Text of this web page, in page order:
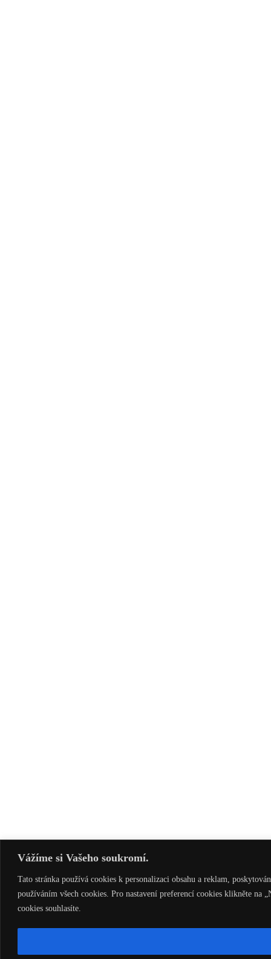
Vážíme si Vašeho soukromí.
Tato stránka používá cookies k personalizaci obsahu a reklam,
používáním všech cookies. Pro nastavení preferencí cookies klikněte na
cookies souhlasíte.